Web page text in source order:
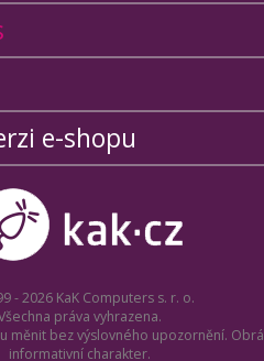
e-shopu
- 2026 KaK Computers s. r. o.
práva vyhrazena.
měnit bez výslovného upozornění.
informativní charakter.